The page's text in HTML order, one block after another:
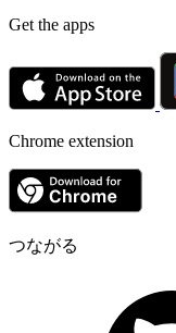
Get the apps
Chrome extension
つながる